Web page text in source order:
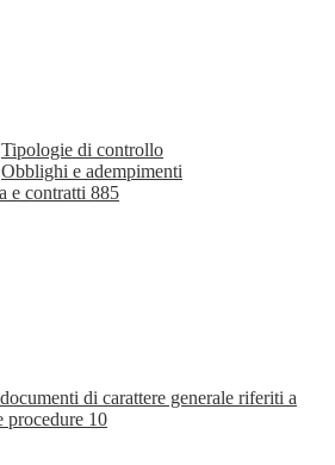
Tipologie di controllo
Obblighi e adempimenti
e contratti 885
di carattere generale riferiti a
procedure 10